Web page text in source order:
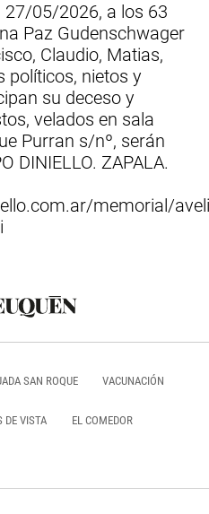
27/05/2026, a los 63
Paz Gudenschwager
Claudio, Matias,
políticos, nietos y
su deceso y
velados en sala
Purran s/nº, serán
DINIELLO. ZAPALA.
memorial/
SAN ROQUE VACUNACIÓN
DE VISTA EL COMEDOR